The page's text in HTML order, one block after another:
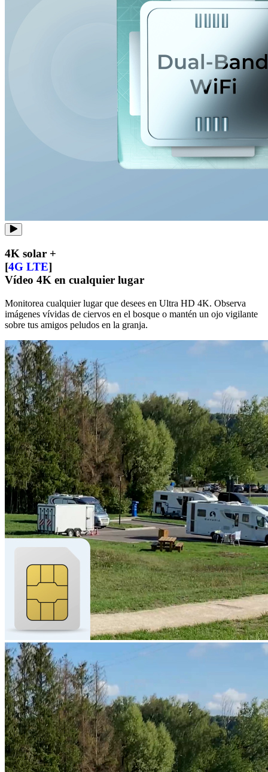
4K solar +
[4G LTE]
Vídeo 4K en cualquier lugar
Monitorea cualquier lugar que desees en Ultra HD 4K. Observa
imágenes vívidas de ciervos en el bosque o mantén un ojo vigilante
sobre tus amigos peludos en la granja.